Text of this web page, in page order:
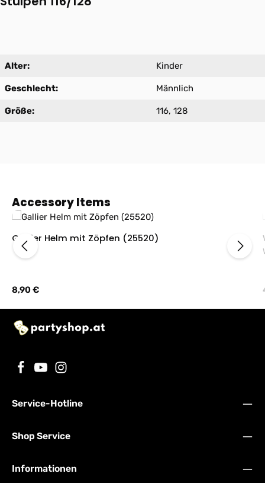
Alter: Kinder
Geschlecht: Männlich
Größe: 116, 128
Produktgalerie überspringen
Accessory Items
Gallier Helm mit Zöpfen (25520)
Regulärer Preis:
8,90 €
Service-Hotline
Shop Service
Informationen